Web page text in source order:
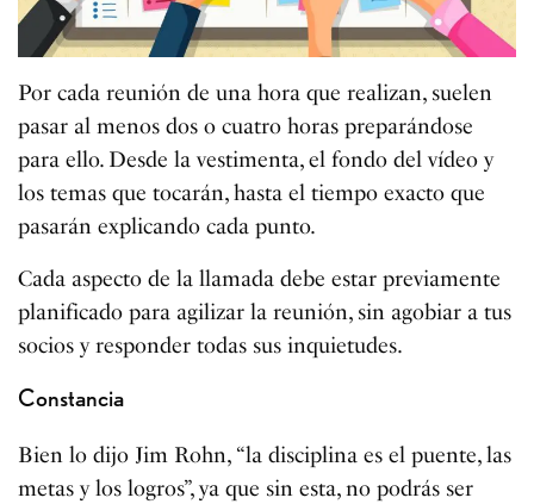
Por cada reunión de una hora que realizan, suelen
pasar al menos dos o cuatro horas preparándose
para ello. Desde la vestimenta, el fondo del vídeo y
los temas que tocarán, hasta el tiempo exacto que
pasarán explicando cada punto.
Cada aspecto de la llamada debe estar previamente
planificado para agilizar la reunión, sin agobiar a tus
socios y responder todas sus inquietudes.
Constancia
Bien lo dijo Jim Rohn, “la disciplina es el puente, las
metas y los logros”, ya que sin esta, no podrás ser